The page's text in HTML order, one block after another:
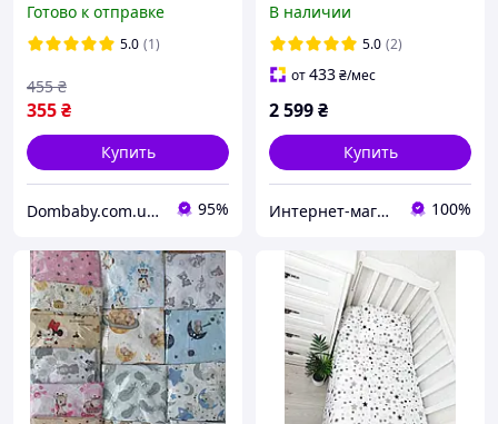
см, непромокаемый
наматрасник на резинке
Готово к отправке
5.0 (1)
355₴
455 ₴
Купить
Dombaby.com.ua - интернет магазин детских товаров 95%
В наличии
5.0 (2)
от433₴/мес
2 599₴
Купить
Интернет-магазин "Crazy_Mamaz_Box" 100%